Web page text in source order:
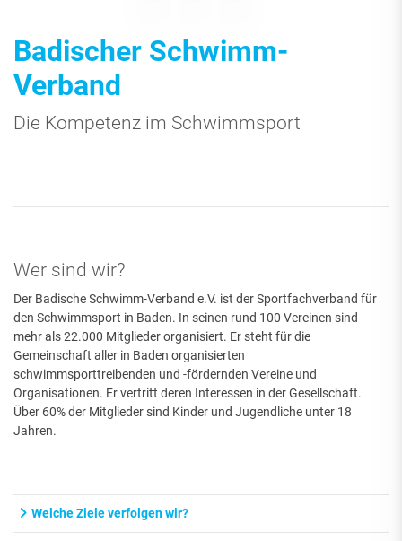
Badischer Schwimm-
Verband
Die Kompetenz im Schwimmsport
Wer sind wir?
Der Badische Schwimm-Verband e.V. ist der Sportfachverband für
den Schwimmsport in Baden. In seinen rund 100 Vereinen sind
mehr als 22.000 Mitglieder organisiert. Er steht für die
Gemeinschaft aller in Baden organisierten
schwimmsporttreibenden und -fördernden Vereine und
Organisationen. Er vertritt deren Interessen in der Gesellschaft.
Über 60% der Mitglieder sind Kinder und Jugendliche unter 18
Jahren.
Welche Ziele verfolgen wir?